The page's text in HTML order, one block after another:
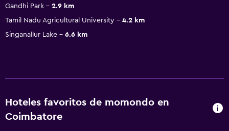
Gandhi Park
2.9 km
Tamil Nadu Agricultural University
4.2 km
Singanallur Lake
6.6 km
Hoteles favoritos de momondo en
Coimbatore